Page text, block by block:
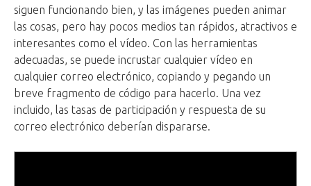
siguen funcionando bien, y las imágenes pueden animar
las cosas, pero hay pocos medios tan rápidos, atractivos e
interesantes como el vídeo. Con las herramientas
adecuadas, se puede incrustar cualquier vídeo en
cualquier correo electrónico, copiando y pegando un
breve fragmento de código para hacerlo. Una vez
incluido, las tasas de participación y respuesta de su
correo electrónico deberían dispararse.